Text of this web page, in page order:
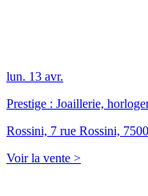
lun. 13 avr.
Prestige : Joaillerie,
Rossini, 7 rue Rossini,
Voir la vente >